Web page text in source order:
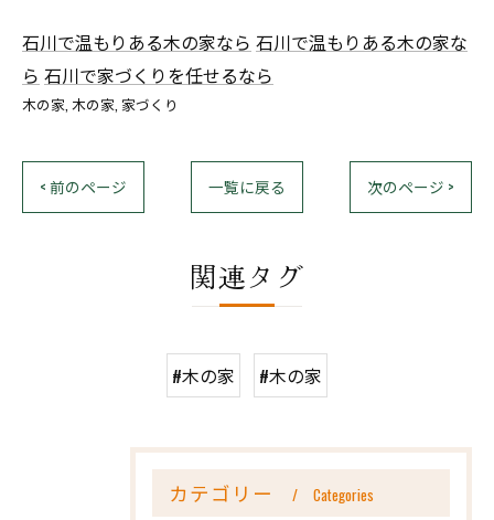
石川で温もりある木の家なら 石川で温もりある木の家な
ら 石川で家づくりを任せるなら
木の家 木の家 家づくり
< 前のページ 一覧に戻る 次のページ >
関連タグ
#木の家 #木の家
カテゴリー Categories